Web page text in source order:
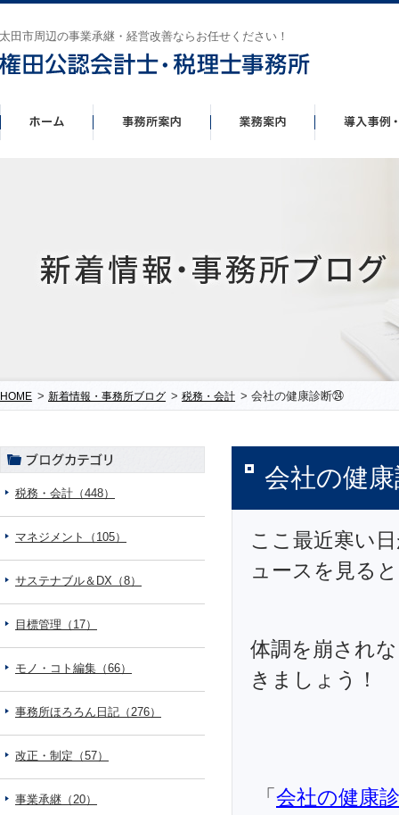
太田市周辺の事業承継・経営改善ならお任せください！
HOME > 新着情報・事務所ブログ > 税務・会計 > 会社の健康診断㉔
会社の健
ここ最近寒い
ュースを見る
体調を崩され
きましょう！
「会社の健康
税務・会計（448）
マネジメント（105）
サステナブル＆DX（8）
目標管理（17）
モノ・コト編集（66）
事務所ほろろん日記（276）
改正・制定（57）
事業承継（20）